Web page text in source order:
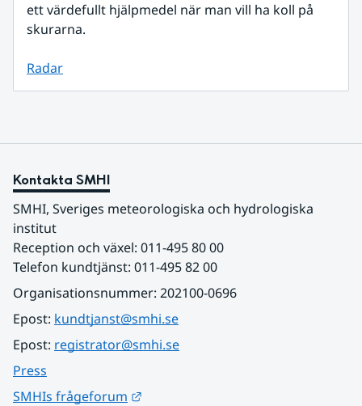
ett värdefullt hjälpmedel när man vill ha koll på
skurarna.
Radar
Kontakta SMHI
SMHI, Sveriges meteorologiska och hydrologiska
institut
Reception och växel: 011-495 80 00
Telefon kundtjänst: 011-495 82 00
Organisationsnummer: 202100-0696
Epost: kundtjanst@smhi.se
Epost: registrator@smhi.se
Press
SMHIs frågeforum